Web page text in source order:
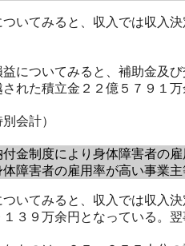
いてみると、収入では収入
についてみると、補助金及
れた積立金２２億５７９１
会計）
金制度により身体障害者の
障害者の雇用率が高い事業
いてみると、収入では収入
３９万余円となっている。